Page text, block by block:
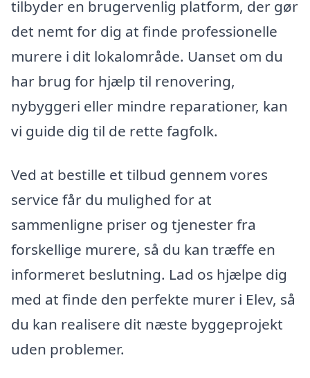
tilbyder en brugervenlig platform, der gør
det nemt for dig at finde professionelle
murere i dit lokalområde. Uanset om du
har brug for hjælp til renovering,
nybyggeri eller mindre reparationer, kan
vi guide dig til de rette fagfolk.
Ved at bestille et tilbud gennem vores
service får du mulighed for at
sammenligne priser og tjenester fra
forskellige murere, så du kan træffe en
informeret beslutning. Lad os hjælpe dig
med at finde den perfekte murer i Elev, så
du kan realisere dit næste byggeprojekt
uden problemer.